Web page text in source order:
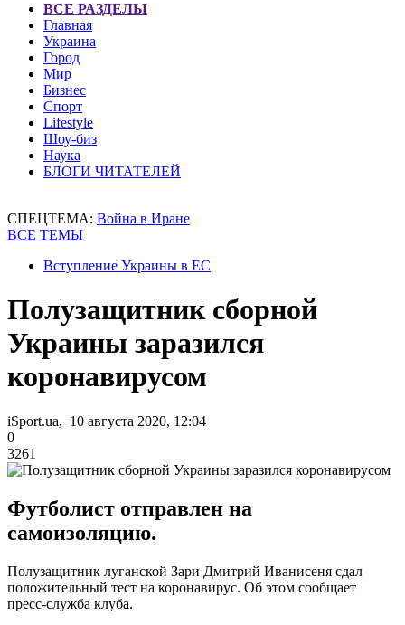
ВСЕ РАЗДЕЛЫ
Главная
Украина
Город
Мир
Бизнес
Спорт
Lifestyle
Шоу-биз
Наука
БЛОГИ ЧИТАТЕЛЕЙ
СПЕЦТЕМА: Война в Иране
ВСЕ ТЕМЫ
Вступление Украины в ЕС
Полузащитник сборной
Украины заразился
коронавирусом
iSport.ua, 10 августа 2020, 12:04
0
3261
Футболист отправлен на
самоизоляцию.
Полузащитник луганской Зари Дмитрий Иванисеня сдал
положительный тест на коронавирус. Об этом сообщает
пресс-служба клуба.